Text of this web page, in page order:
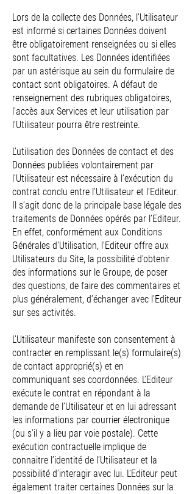
Lors de la collecte des Données, l’Utilisateur
est informé si certaines Données doivent
être obligatoirement renseignées ou si elles
sont facultatives. Les Données identifiées
par un astérisque au sein du formulaire de
contact sont obligatoires. A défaut de
renseignement des rubriques obligatoires,
l’accès aux Services et leur utilisation par
l’Utilisateur pourra être restreinte.
L’utilisation des Données de contact et des
Données publiées volontairement par
l’Utilisateur est nécessaire à l’exécution du
contrat conclu entre l’Utilisateur et l’Editeur.
Il s’agit donc de la principale base légale des
traitements de Données opérés par l’Editeur.
En effet, conformément aux Conditions
Générales d’Utilisation, l’Editeur offre aux
Utilisateurs du Site, la possibilité d’obtenir
des informations sur le Groupe, de poser
des questions, de faire des commentaires et
plus généralement, d’échanger avec l’Editeur
sur ses activités.
L’Utilisateur manifeste son consentement à
contracter en remplissant le(s) formulaire(s)
de contact approprié(s) et en
communiquant ses coordonnées. L’Editeur
exécute le contrat en répondant à la
demande de l’Utilisateur et en lui adressant
les informations par courrier électronique
(ou s’il y a lieu par voie postale). Cette
exécution contractuelle implique de
connaitre l’identité de l’Utilisateur et la
possibilité d’interagir avec lui. L’Editeur peut
également traiter certaines Données sur la